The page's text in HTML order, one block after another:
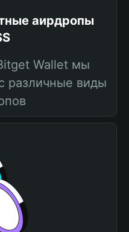
аирдропы
Wallet мы
различные виды